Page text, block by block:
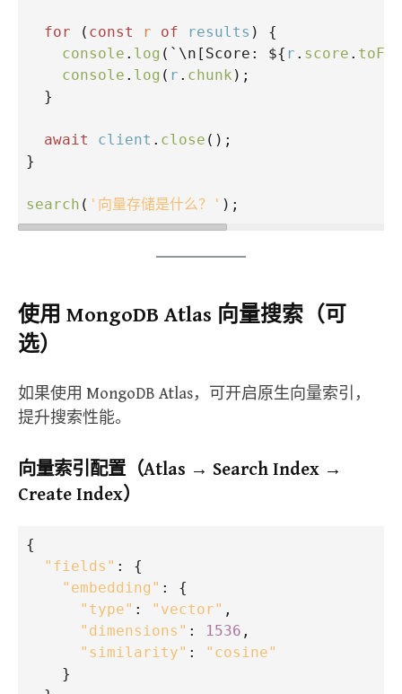
for ( const r of results ) {
console . log ( `\n[Score: ${ r . score .
console . log ( r . chunk );
  }
await client . close ();
}
search ( '向量存储是什么？' );
使用 MongoDB Atlas 向量搜索（可
选）
如果使用 MongoDB Atlas，可开启原生向量索引，
提升搜索性能。
向量索引配置（Atlas → Search Index →
Create Index）
{
"fields" : {
"embedding" : {
"type" : "vector" ,
"dimensions" : 1536 ,
"similarity" :
"cosine"
    }